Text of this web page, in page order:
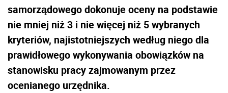
samorządowego dokonuje oceny na podstawie
nie mniej niż 3 i nie więcej niż 5 wybranych
kryteriów, najistotniejszych według niego dla
prawidłowego wykonywania obowiązków na
stanowisku pracy zajmowanym przez
ocenianego urzędnika.